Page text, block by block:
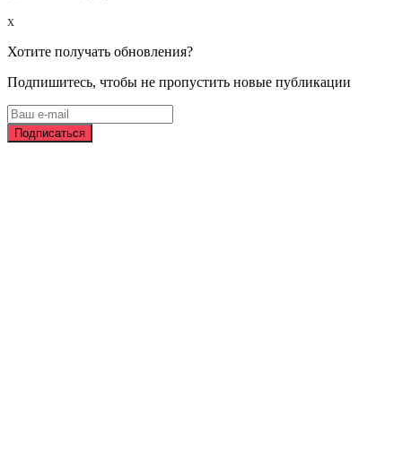
x
Хотите получать обновления?
Подпишитесь, чтобы не пропустить новые публикации